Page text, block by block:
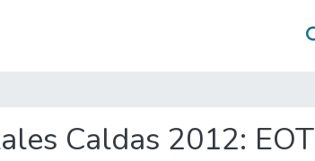
Caldas 2012: EOT